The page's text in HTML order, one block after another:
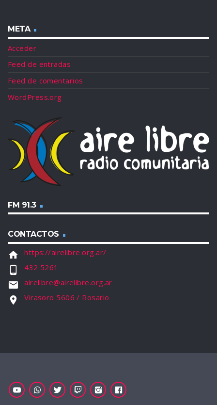
META
Acceder
Feed de entradas
Feed de comentarios
WordPress.org
FM 91.3
CONTACTOS
home https://airelibre.org.ar/
phone_android 432 5261
email airelibre@airelibre.org.ar
location_on Virasoro 5606 / Rosario